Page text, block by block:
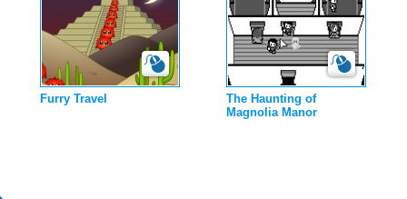
Furry Travel
The Haunting of
Magnolia Manor